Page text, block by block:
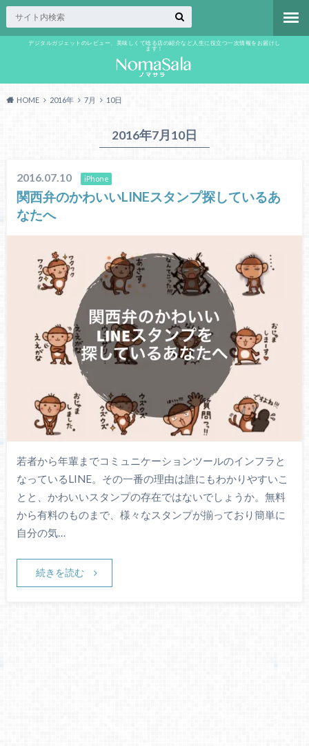
デジタルガジェットのレビュー、美味しくて唸る店の紹介など人生に役立つ一次情報をお届けし
ます！
HOME 2016年 7月 10日
2016年7月10日
2016.07.10 iPhone
関西弁のかわいいLINEスタンプ探しているあ
なたへ
若者から年輩までコミュニケーションツールのインフラと
なっているLINE。その一番の理由は誰にもわかりやすいこ
とと、かわいいスタンプの存在ではないでしょうか。無料
から有料のものまで、様々なスタンプが揃っており簡単に
自分の気…
続きを読む